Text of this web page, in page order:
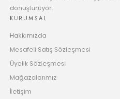
Taksit
dönüştürüyor.
KURUMSAL
Hakkımızda
Mesafeli Satış Sözleşmesi
Üyelik Sözleşmesi
Mağazalarımız
İletişim